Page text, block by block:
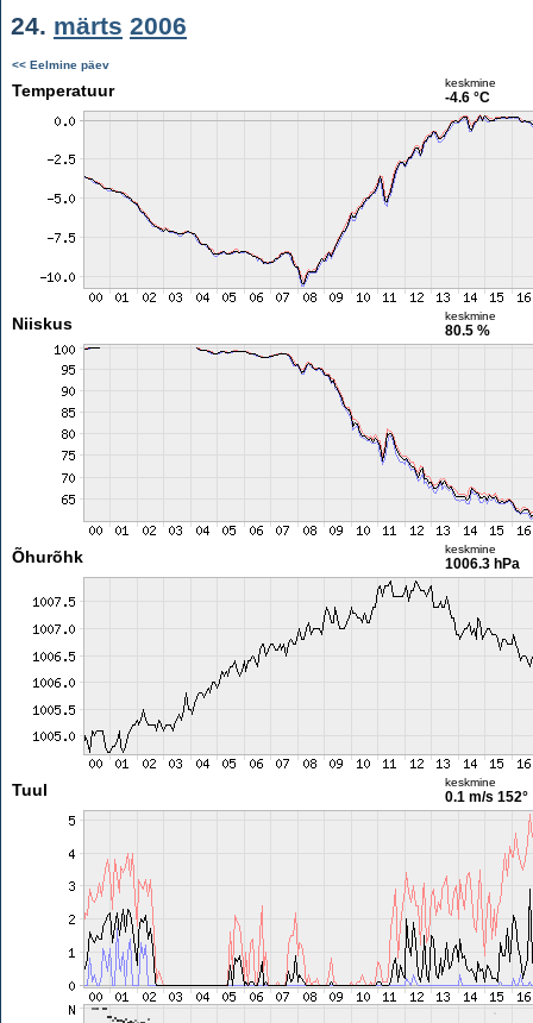
24. märts 2006
<< Eelmine päev
Temperatuur keskmine
-4.6 °C
Niiskus keskmine
80.5 %
Õhurõhk keskmine
1006.3 hPa
Tuul keskmine
0.1 m/s 152°